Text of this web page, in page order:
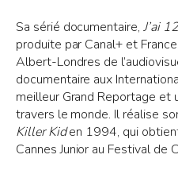
Sa sérié documentaire, J’ai
produite par Canal+ et
Albert-Londres de
documentaire aux
meilleur Grand Reportage et
travers le monde. Il réalise
Killer Kiden 1994, qui
Cannes Junior au Festival de